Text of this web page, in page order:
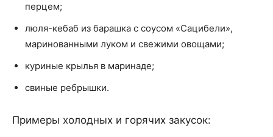
перцем;
люля-кебаб из барашка с соусом «Сацибели»,
маринованными луком и свежими овощами;
куриные крылья в маринаде;
свиные ребрышки.
Примеры холодных и горячих закусок: